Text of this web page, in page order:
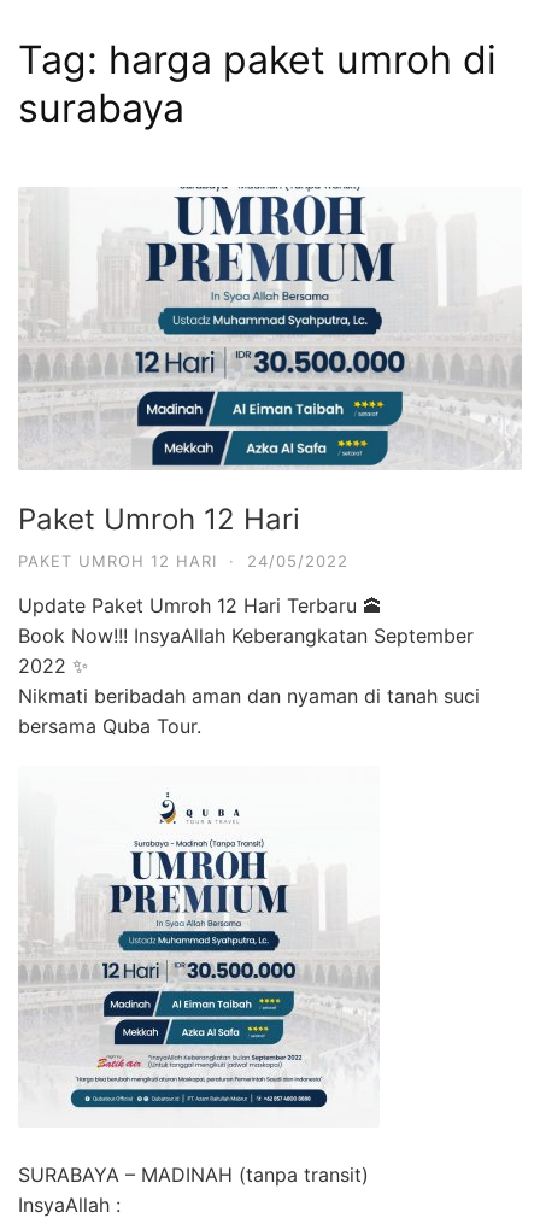
Tag: harga paket umroh di
surabaya
Paket Umroh 12 Hari
PAKET UMROH 12 HARI · 24/05/2022
Update Paket Umroh 12 Hari Terbaru 🕋
Book Now!!! InsyaAllah Keberangkatan September
2022 ✨
Nikmati beribadah aman dan nyaman di tanah suci
bersama Quba Tour.
SURABAYA – MADINAH (tanpa transit)
InsyaAllah :